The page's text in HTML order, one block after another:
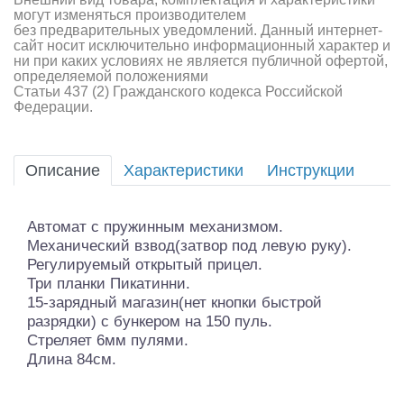
могут изменяться производителем
без предварительных уведомлений. Данный интернет-
сайт носит исключительно информационный характер и
ни при каких условиях не является публичной офертой,
определяемой положениями
Статьи 437 (2) Гражданского кодекса Российской
Федерации.
Описание Характеристики Инструкции
Автомат с пружинным механизмом.
Механический взвод(затвор под левую руку).
Регулируемый открытый прицел.
Три планки Пикатинни.
15-зарядный магазин(нет кнопки быстрой
разрядки) с бункером на 150 пуль.
Стреляет 6мм пулями.
Длина 84см.